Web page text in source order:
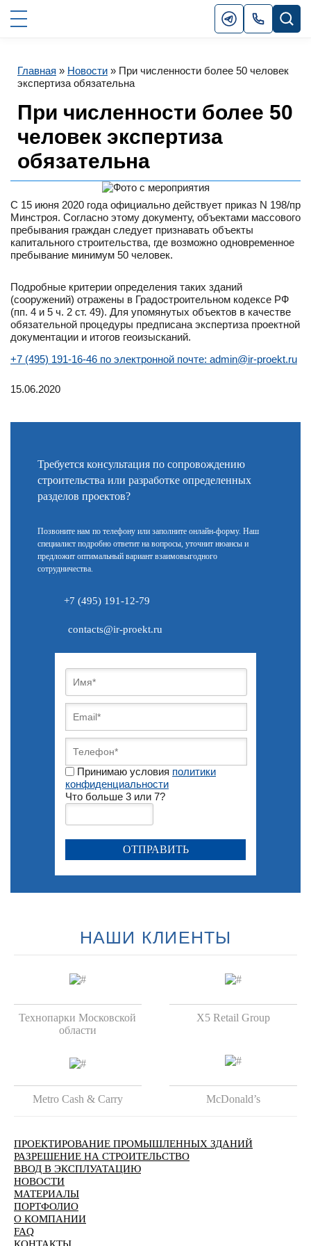
Главная » Новости » При численности более 50 человек
экспертиза обязательна
При численности более 50
человек экспертиза
обязательна
С 15 июня 2020 года официально действует приказ N 198/пр
Минстроя. Согласно этому документу, объектами массового
пребывания граждан следует признавать объекты
капитального строительства, где возможно одновременное
пребывание минимум 50 человек.
Подробные критерии определения таких зданий
(сооружений) отражены в Градостроительном кодексе РФ
(пп. 4 и 5 ч. 2 ст. 49). Для упомянутых объектов в качестве
обязательной процедуры предписана экспертиза проектной
документации и итогов геоизысканий.
+7 (495) 191-16-46 по электронной почте: admin@ir-proekt.ru
15.06.2020
Требуется консультация по сопровождению
строительства или разработке определенных
разделов проектов?
Позвоните нам по телефону или заполните онлайн-форму. Наш
специалист подробно ответит на вопросы, уточнит нюансы и
предложит оптимальный вариант взаимовыгодного
сотрудничества.
+7 (495) 191-12-79
contacts@ir-proekt.ru
Принимаю условия политики
конфиденциальности
Что больше 3 или 7?
НАШИ КЛИЕНТЫ
Технопарки Московской
области
X5 Retail Group
Metro Cash & Carry McDonald’s
ПРОЕКТИРОВАНИЕ ПРОМЫШЛЕННЫХ ЗДАНИЙ
РАЗРЕШЕНИЕ НА СТРОИТЕЛЬСТВО
ВВОД В ЭКСПЛУАТАЦИЮ
НОВОСТИ
МАТЕРИАЛЫ
ПОРТФОЛИО
О КОМПАНИИ
FAQ